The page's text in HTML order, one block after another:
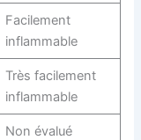
Facilement
inflammable
Très facilement
inflammable
Non évalué